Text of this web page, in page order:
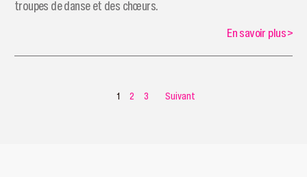
troupes de danse et des chœurs.
En savoir plus>
1 2 3 Suivant